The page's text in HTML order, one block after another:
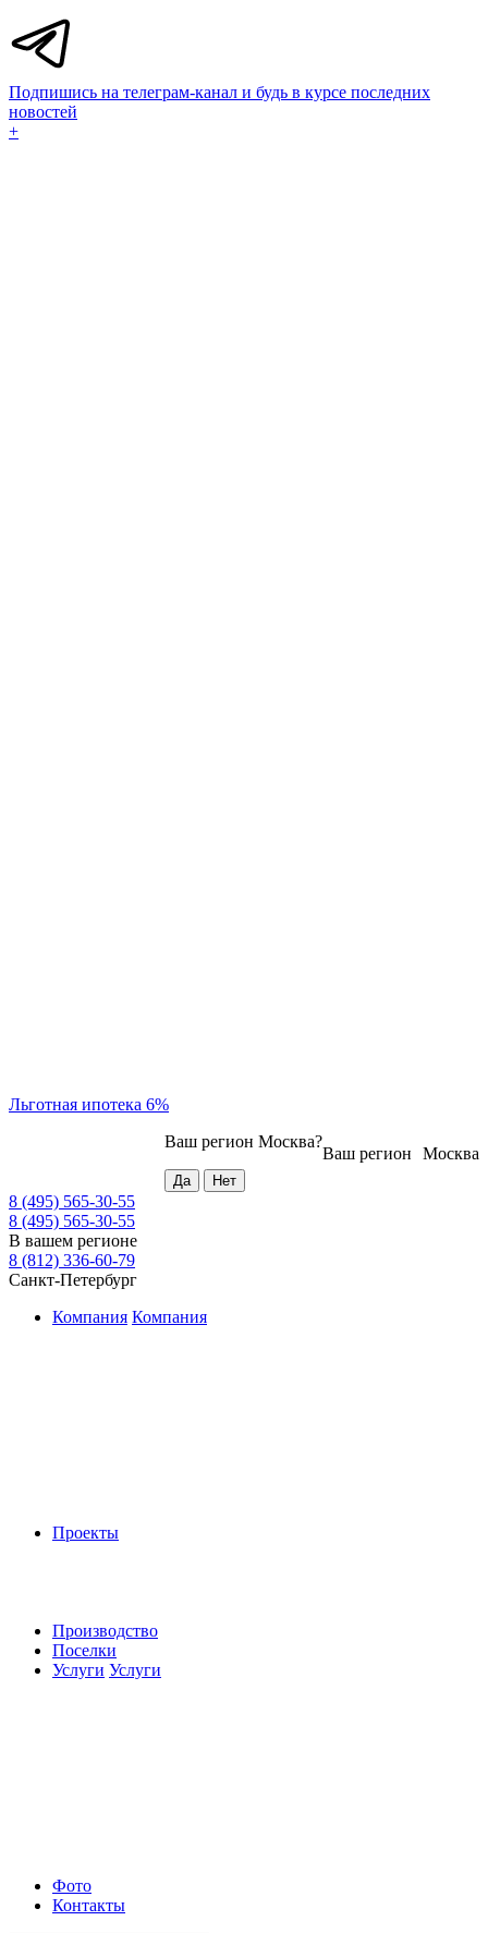
Подпишись на телеграм-канал и будь в курсе последних
новостей
+
Льготная ипотека 6%
Москва
Ваш регион
Ваш регион Москва?
8 (495) 565-30-55
8 (495) 565-30-55
В вашем регионе
8 (812) 336-60-79
Санкт-Петербург
Компания Компания
Проекты
Производство
Поселки
Услуги Услуги
Фото
Контакты